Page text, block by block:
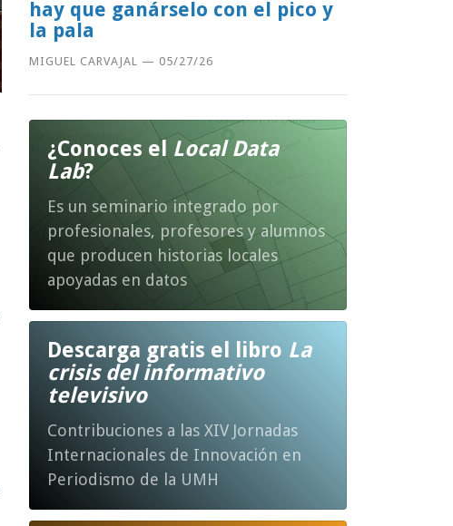
hay que ganárselo con el pico y
la pala
MIGUEL CARVAJAL — 05/27/26
¿Conoces el Local Data
Lab?
Es un seminario integrado por
profesionales, profesores y alumnos
que producen historias locales
apoyadas en datos
Descarga gratis el libro La
crisis del informativo
televisivo
Contribuciones a las XIV Jornadas
Internacionales de Innovación en
Periodismo de la UMH